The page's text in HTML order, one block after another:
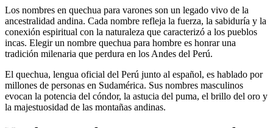
Los nombres en quechua para varones son un legado vivo de la
ancestralidad andina. Cada nombre refleja la fuerza, la sabiduría y la
conexión espiritual con la naturaleza que caracterizó a los pueblos
incas. Elegir un nombre quechua para hombre es honrar una
tradición milenaria que perdura en los Andes del Perú.
El quechua, lengua oficial del Perú junto al español, es hablado por
millones de personas en Sudamérica. Sus nombres masculinos
evocan la potencia del cóndor, la astucia del puma, el brillo del oro y
la majestuosidad de las montañas andinas.